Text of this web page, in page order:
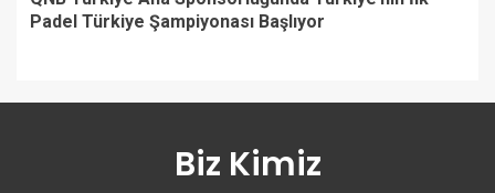
Padel Türkiye Şampiyonası Başlıyor
Biz Kimiz